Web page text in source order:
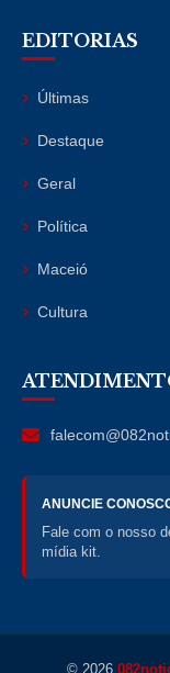
EDITORIAS
Últimas
Destaque
Geral
Política
Maceió
Cultura
ANUNCIE
Fale com o nosso
mídia kit.
© 2026